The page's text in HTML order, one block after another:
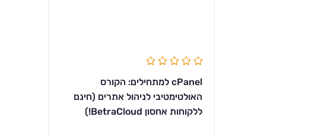
cPanel למתחילים: הקורס
האולטימטיבי לניהול אתרים (חינם
ללקוחות אחסון BetraCloud!)